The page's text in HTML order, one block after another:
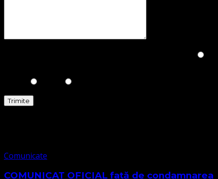
Comunicate
COMUNICAT OFICIAL față de condamnarea